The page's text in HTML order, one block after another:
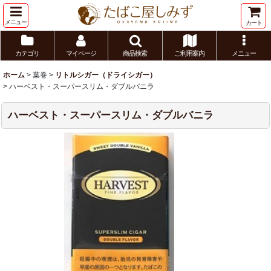
メニュー カート
カテゴリ マイページ 商品検索 ご利用案内 メニュー
ホーム > 葉巻 > リトルシガー（ドライシガー）
> ハーベスト・スーパースリム・ダブルバニラ
ハーベスト・スーパースリム・ダブルバニラ